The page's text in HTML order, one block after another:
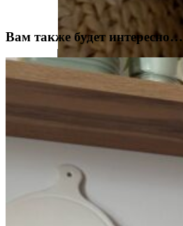
Цветочки
кремовом
Вам также будет интересно…